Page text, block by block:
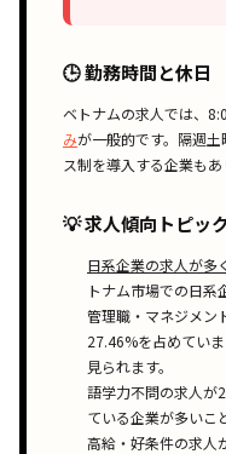
🕒 勤務時間と休日
ベトナムの求人では、
みが一般的です。 隔週土
ス制を導入する企業もあ
💡 求人傾向トピッ
日系企業の求人が多
トナム市場での日系
管理職・マネジメン
27.46%を占めてい
見られます。
語学力不問の求人が
ている企業が多いこ
高給・好条件の求人